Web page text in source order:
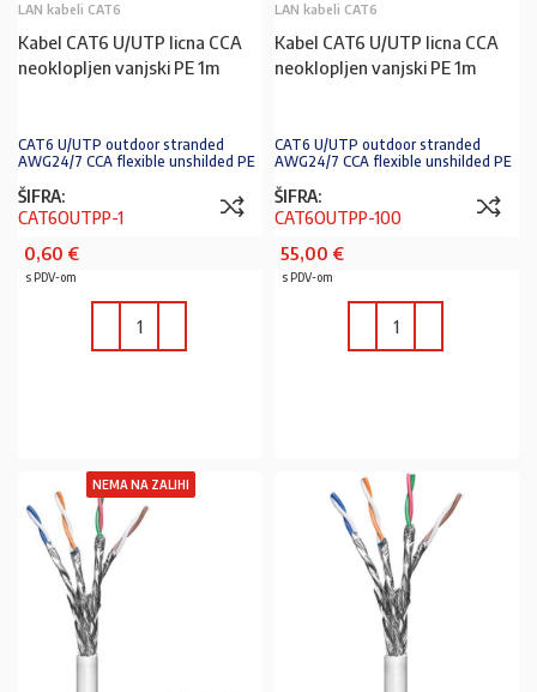
LAN kabeli CAT6
Kabel CAT6 U/UTP licna CCA
neoklopljen vanjski PE 1m
CAT6 U/UTP outdoor stranded
AWG24/7 CCA flexible unshilded PE
ŠIFRA:
CAT6OUTPP-1
0,60 €
s PDV-om
LAN kabeli CAT6
Kabel CAT6 U/UTP licna CCA
neoklopljen vanjski PE 1m
CAT6 U/UTP outdoor stranded
AWG24/7 CCA flexible unshilded PE
ŠIFRA:
CAT6OUTPP-100
55,00 €
s PDV-om
NEMA NA ZALIHI